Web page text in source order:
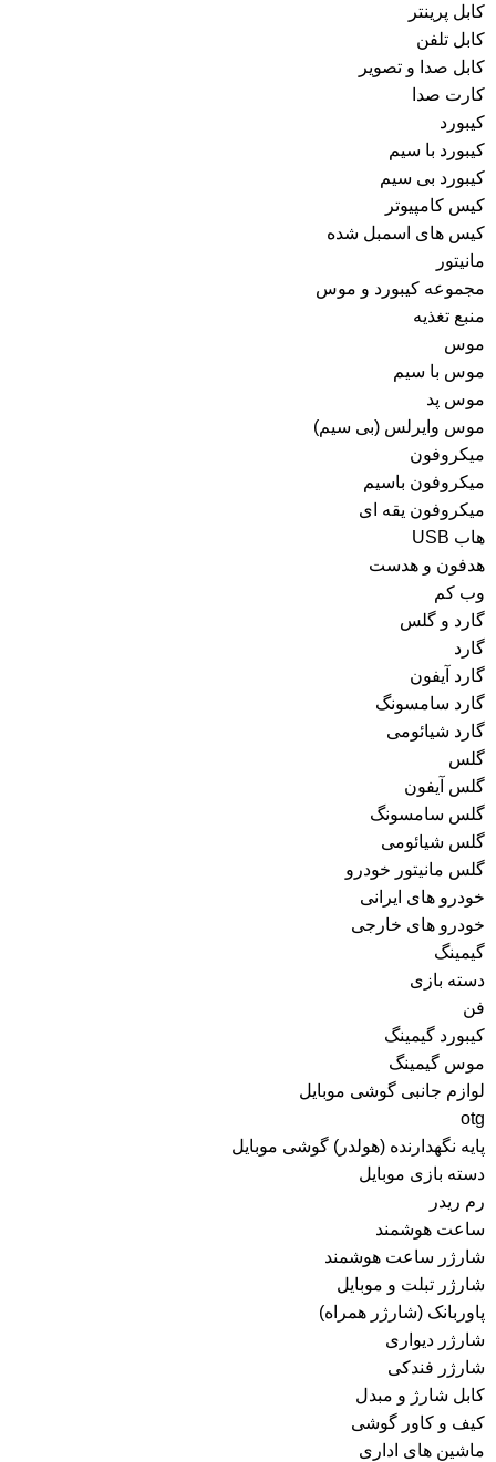
کابل پرینتر
کابل تلفن
کابل صدا و تصویر
کارت صدا
کیبورد
کیبورد با سیم
کیبورد بی سیم
کیس کامپیوتر
کیس های اسمبل شده
مانیتور
مجموعه کیبورد و موس
منبع تغذیه
موس
موس با سیم
موس پد
موس وایرلس (بی سیم)
میکروفون
میکروفون باسیم
میکروفون یقه ای
هاب USB
هدفون و هدست
وب کم
گارد و گلس
گارد
گارد آیفون
گارد سامسونگ
گارد شیائومی
گلس
گلس آیفون
گلس سامسونگ
گلس شیائومی
گلس مانیتور خودرو
خودرو های ایرانی
خودرو های خارجی
گیمینگ
دسته بازی
فن
کیبورد گیمینگ
موس گیمینگ
لوازم جانبی گوشی موبایل
otg
پایه نگهدارنده (هولدر) گوشی موبایل
دسته بازی موبایل
رم ریدر
ساعت هوشمند
شارژر ساعت هوشمند
شارژر تبلت و موبایل
پاوربانک (شارژر همراه)
شارژر دیواری
شارژر فندکی
کابل شارژ و مبدل
کیف و کاور گوشی
ماشین های اداری